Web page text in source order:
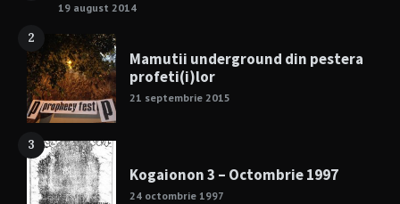
19 august 2014
2
Mamutii underground din pestera
profeti(i)lor
21 septembrie 2015
3
Kogaionon 3 – Octombrie 1997
24 octombrie 1997